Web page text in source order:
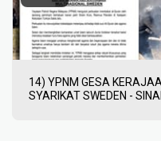
14) YPNM GESA
SYARIKAT SWEDEN -